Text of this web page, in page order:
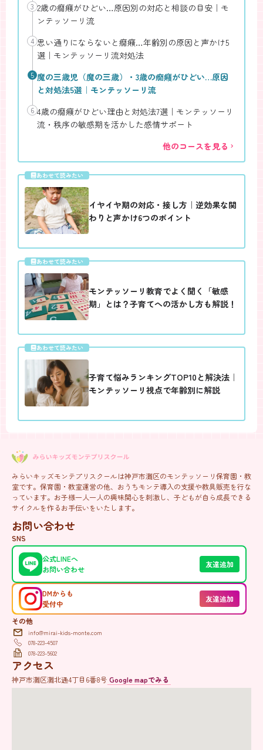
3 2歳の癇癪がひどい…原因別の対応と相談の目安｜モ
ンテッソーリ流
4 思い通りにならないと癇癪…年齢別の原因と声かけ5
選｜モンテッソーリ流対処法
5 魔の三歳児（魔の三歳）・3歳の癇癪がひどい…原因
と対処法5選｜モンテッソーリ流
6 4歳の癇癪がひどい理由と対処法7選｜モンテッソーリ
流・秩序の敏感期を活かした感情サポート
他のコースを見る
あわせて読みたい
イヤイヤ期の対応・接し方｜逆効果な関
わりと声かけ6つのポイント
あわせて読みたい
モンテッソーリ教育でよく聞く「敏感
期」とは？子育てへの活かし方も解説！
あわせて読みたい
子育て悩みランキングTOP10と解決法｜
モンテッソーリ視点で年齢別に解説
みらいキッズモンテプリスクールは神戸市灘区のモンテッソーリ保育園・教
室です。保育園・教室運営の他、おうちモンテ導入の支援や教具販売を行な
っています。お子様一人一人の興味関心を刺激し、子どもが自ら成長できる
サイクルを作るお手伝いをいたします。
お問い合わせ
SNS
公式LINEへ
お問い合わせ
友達追加
DMからも
受付中
友達追加
その他
info@mirai-kids-monte.com
078-223-4507
078-223-5602
アクセス
神戸市灘区灘北通4丁目6番8号 Google mapでみる